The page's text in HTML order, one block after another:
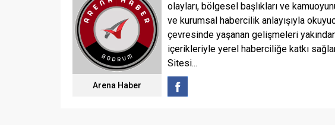
Arena Haber
olayları, bölgesel başlıkları ve
ve kurumsal habercilik anlayışıyla
çevresinde yaşanan gelişmeleri
içerikleriyle yerel haberciliğe katkı
Sitesi...